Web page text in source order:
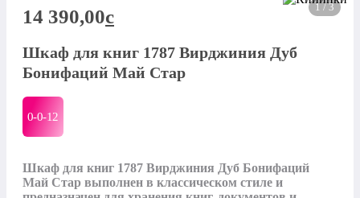
1 / 3
14 390,00c
Шкаф для книг 1787 Вирджиния Дуб
Бонифаций Май Стар
0-0-12
Шкаф для книг 1787 Вирджиния Дуб Бонифаций
Май Стар выполнен в классическом стиле и